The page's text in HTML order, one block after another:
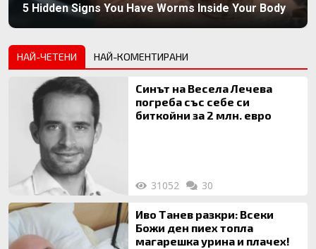
5 Hidden Signs You Have Worms Inside Your Body
НАЙ-ЧЕТЕНИ НАЙ-КОМЕНТИРАНИ
Синът на Весела Лечева
погреба със себе си
биткойни за 2 млн. евро
31052 30
Иво Танев разкри: Всеки
Божи ден пиех топла
магарешка урина и плачех!